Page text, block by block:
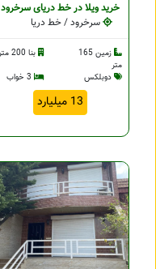
خرید ویلا در خط دریای سرخرود
سرخرود / خط دریا
زمین 165
متر
بنا 200 متر
دوبلکس
13 میلیارد